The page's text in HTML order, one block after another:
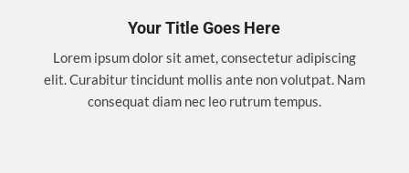
Your Title Goes Here
Lorem ipsum dolor sit amet, consectetur adipiscing
elit. Curabitur tincidunt mollis ante non volutpat. Nam
consequat diam nec leo rutrum tempus.